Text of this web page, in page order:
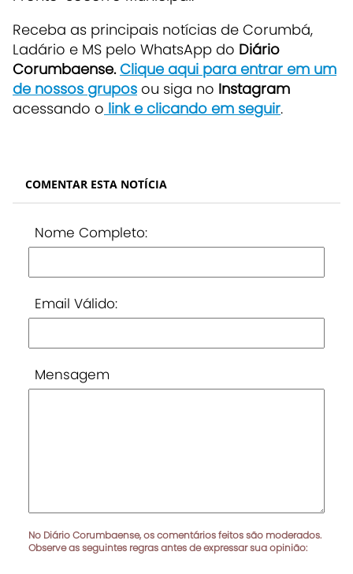
Receba as principais notícias de Corumbá,
Ladário e MS pelo WhatsApp do Diário
Corumbaense.Clique aqui para entrar em um
de nossos grupos ou siga no Instagram
acessando o link e clicando em seguir.
COMENTAR ESTA NOTÍCIA
Nome Completo:
Email Válido:
Mensagem
No Diário Corumbaense, os comentários feitos são moderados.
Observe as seguintes regras antes de expressar sua opinião: